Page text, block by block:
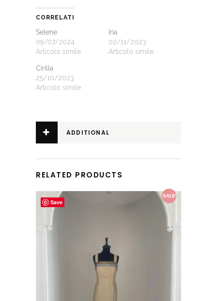
CORRELATI
Selene
09/07/2024
Articolo simile
Iria
02/11/2023
Articolo simile
Cirilla
25/10/2023
Articolo simile
ADDITIONAL
RELATED PRODUCTS
Save
SALE!
This product has multiple variants. The options may be chosen on the product page